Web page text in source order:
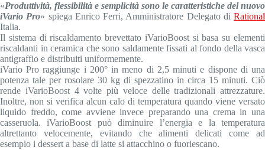
«Produttività, flessibilità e semplicità sono le caratteristiche del nuovo
iVario Pro» spiega Enrico Ferri, Amministratore Delegato di Rational
Italia.
Il sistema di riscaldamento brevettato iVarioBoost si basa su elementi
riscaldanti in ceramica che sono saldamente fissati al fondo della vasca
antigraffio e distribuiti uniformemente.
iVario Pro raggiunge i 200° in meno di 2,5 minuti e dispone di una
potenza tale per rosolare 30 kg di spezzatino in circa 15 minuti. Ciò
rende iVarioBoost 4 volte più veloce delle tradizionali attrezzature.
Inoltre, non si verifica alcun calo di temperatura quando viene versato
liquido freddo, come avviene invece preparando una crema in una
casseruola. iVarioBoost può diminuire l’energia e la temperatura
altrettanto velocemente, evitando che alimenti delicati come ad
esempio i dessert a base di latte si attacchino o fuoriescano.